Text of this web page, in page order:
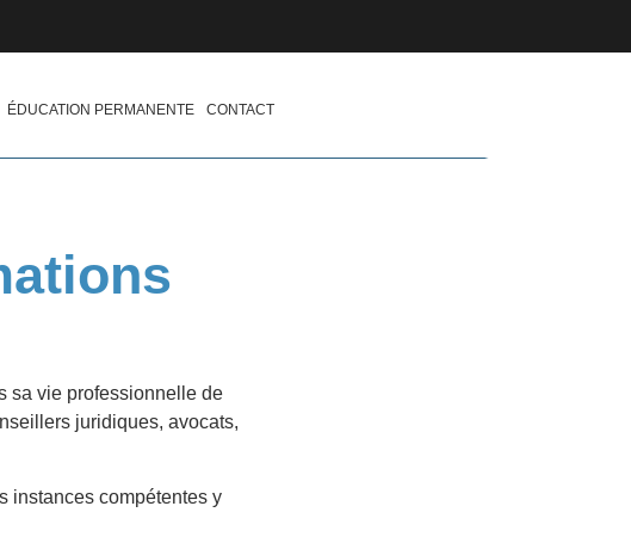
ÉDUCATION PERMANENTE CONTACT
sa vie professionnelle de
juridiques, avocats,
instances compétentes y